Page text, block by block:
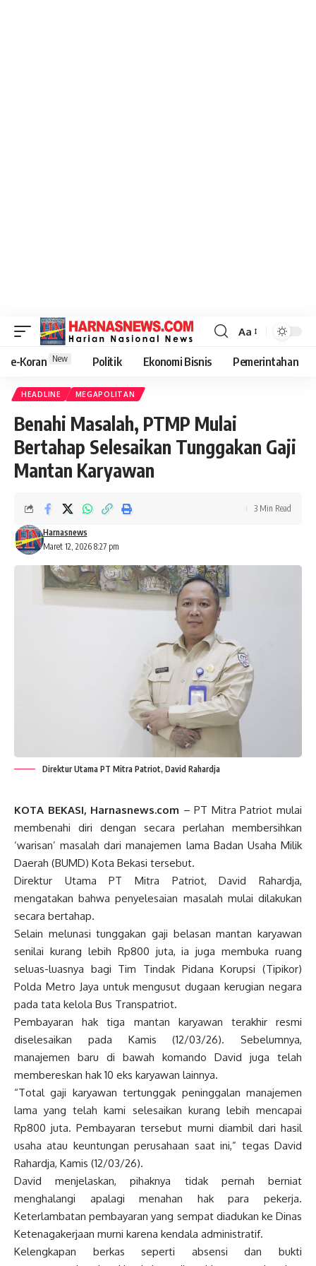
Aa
e-Koran New Politik Ekonomi Bisnis Pemerintahan
HEADLINE MEGAPOLITAN
Benahi Masalah, PTMP Mulai
Bertahap Selesaikan Tunggakan Gaji
Mantan Karyawan
Maret 12, 2026 8:27 pm
Harnasnews
3 Min Read
Direktur Utama PT Mitra Patriot, David Rahardja
KOTA BEKASI, Harnasnews.com – PT Mitra Patriot mulai
membenahi diri dengan secara perlahan membersihkan
‘warisan’ masalah dari manajemen lama Badan Usaha Milik
Daerah (BUMD) Kota Bekasi tersebut.
Direktur Utama PT Mitra Patriot, David Rahardja,
mengatakan bahwa penyelesaian masalah mulai dilakukan
secara bertahap.
Selain melunasi tunggakan gaji belasan mantan karyawan
senilai kurang lebih Rp800 juta, ia juga membuka ruang
seluas-luasnya bagi Tim Tindak Pidana Korupsi (Tipikor)
Polda Metro Jaya untuk mengusut dugaan kerugian negara
pada tata kelola Bus Transpatriot.
Pembayaran hak tiga mantan karyawan terakhir resmi
diselesaikan pada Kamis (12/03/26). Sebelumnya,
manajemen baru di bawah komando David juga telah
membereskan hak 10 eks karyawan lainnya.
“Total gaji karyawan tertunggak peninggalan manajemen
lama yang telah kami selesaikan kurang lebih mencapai
Rp800 juta. Pembayaran tersebut murni diambil dari hasil
usaha atau keuntungan perusahaan saat ini,” tegas David
Rahardja, Kamis (12/03/26).
David menjelaskan, pihaknya tidak pernah berniat
menghalangi apalagi menahan hak para pekerja.
Keterlambatan pembayaran yang sempat diadukan ke Dinas
Ketenagakerjaan murni karena kendala administratif.
Kelengkapan berkas seperti absensi dan bukti